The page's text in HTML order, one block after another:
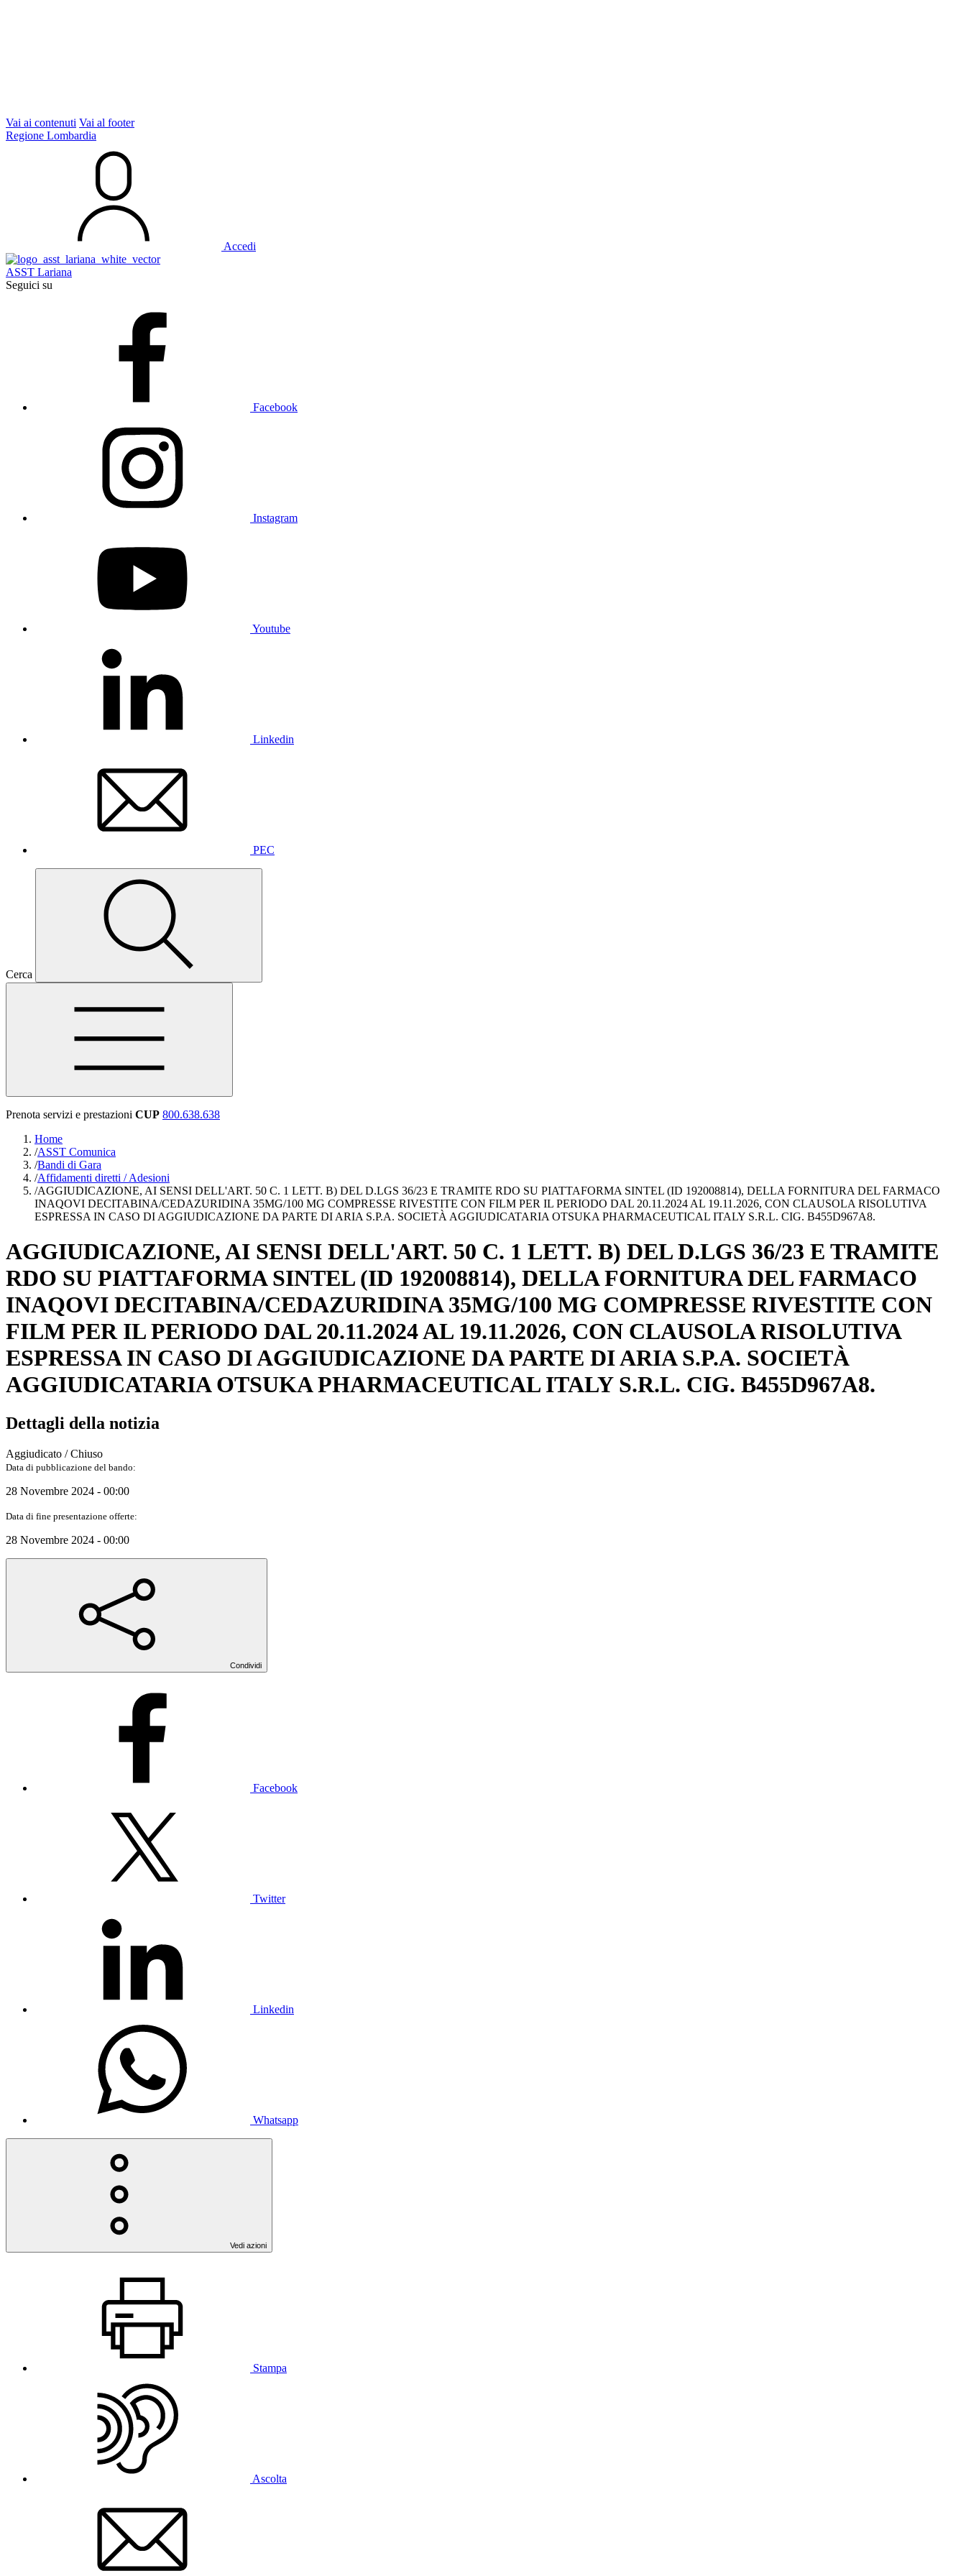
Vai ai contenuti Vai al footer
Regione Lombardia
Accedi
ASST Lariana
Seguici su
Facebook
Instagram
Youtube
Linkedin
PEC
Cerca
Prenota servizi e prestazioni CUP 800.638.638
Home
/ASST Comunica
/Bandi di Gara
/Affidamenti diretti / Adesioni
/AGGIUDICAZIONE, AI SENSI DELL'ART. 50 C. 1 LETT. B) DEL D.LGS 36/23 E TRAMITE RDO SU PIATTAFORMA SINTEL (ID 192008814), DELLA FORNITURA DEL FARMACO
INAQOVI DECITABINA/CEDAZURIDINA 35MG/100 MG COMPRESSE RIVESTITE CON FILM PER IL PERIODO DAL 20.11.2024 AL 19.11.2026, CON CLAUSOLA RISOLUTIVA
ESPRESSA IN CASO DI AGGIUDICAZIONE DA PARTE DI ARIA S.P.A. SOCIETÀ AGGIUDICATARIA OTSUKA PHARMACEUTICAL ITALY S.R.L. CIG. B455D967A8.
AGGIUDICAZIONE, AI SENSI DELL'ART. 50 C. 1 LETT. B) DEL D.LGS 36/23 E TRAMITE
RDO SU PIATTAFORMA SINTEL (ID 192008814), DELLA FORNITURA DEL FARMACO
INAQOVI DECITABINA/CEDAZURIDINA 35MG/100 MG COMPRESSE RIVESTITE CON
FILM PER IL PERIODO DAL 20.11.2024 AL 19.11.2026, CON CLAUSOLA RISOLUTIVA
ESPRESSA IN CASO DI AGGIUDICAZIONE DA PARTE DI ARIA S.P.A. SOCIETÀ
AGGIUDICATARIA OTSUKA PHARMACEUTICAL ITALY S.R.L. CIG. B455D967A8.
Dettagli della notizia
Aggiudicato / Chiuso
Data di pubblicazione del bando:
28 Novembre 2024 - 00:00
Data di fine presentazione offerte:
28 Novembre 2024 - 00:00
Condividi
Facebook
Twitter
Linkedin
Whatsapp
Vedi azioni
Stampa
Ascolta